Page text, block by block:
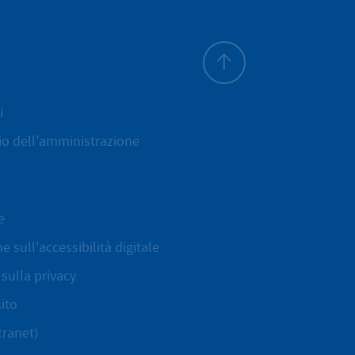
dell'amministrazione
sull'accessibilità digitale
privacy